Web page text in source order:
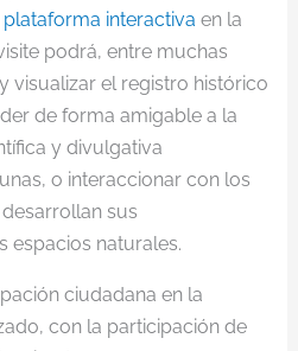
plataforma interactiva en la
podrá, entre muchas
visualizar el registro histórico
de forma amigable a la
y divulgativa
o interaccionar con los
sus
espacios naturales.
ciudadana en la
con la participación de